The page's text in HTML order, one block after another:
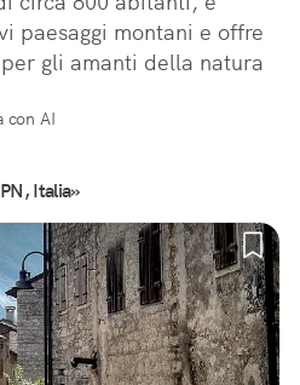
paesaggi montani e offre
gli amanti della natura
con AI
Italia»